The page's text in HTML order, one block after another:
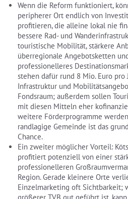
Wenn die Reform funktioniert,
peripherer Ort endlich von
profitieren, die alleine lokal nie
bessere Rad- und
touristische Mobilität, stärkere
überregionale Angebotsketten
professionelleres
stehen dafür rund 8 Mio. Euro pro
Infrastruktur und
Fondsraum; außerdem sollen
mit diesen Mitteln eher
weitere Förderprogramme
randlagige Gemeinde ist das
Chance.
Ein zweiter möglicher Vorteil:
profitiert potenziell von einer
professionelleren
Region. Gerade kleinere Orte
Einzelmarketing oft Sichtbarkeit;